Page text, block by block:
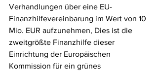
Verhandlungen über eine EU-
Finanzhilfevereinbarung im Wert von 10
Mio. EUR aufzunehmen, Dies ist die
zweitgrößte Finanzhilfe dieser
Einrichtung der Europäischen
Kommission für ein grünes